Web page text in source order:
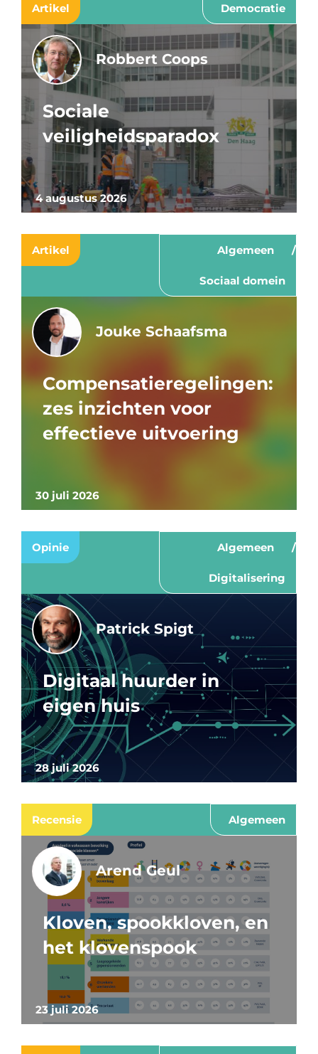
Artikel Democratie
4 augustus 2026
Robbert Coops
Sociale
veiligheidsparadox
Artikel Algemeen
Sociaal domein
30 juli 2026
Jouke Schaafsma
Compensatieregelingen:
zes inzichten voor
effectieve uitvoering
Opinie Algemeen
Digitalisering
28 juli 2026
Patrick Spigt
Digitaal huurder in
eigen huis
Recensie Algemeen
23 juli 2026
Arend Geul
Kloven, spookkloven, en
het klovenspook